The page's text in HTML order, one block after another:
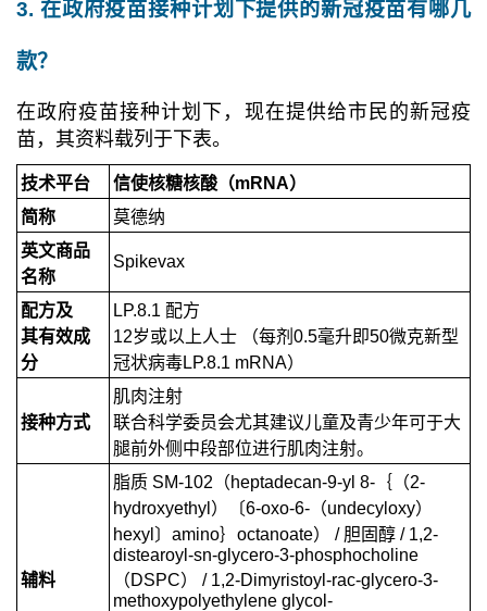
3. 在政府疫苗接种计划下提供的新冠疫苗有哪几
款？
在政府疫苗接种计划下，现在提供给市民的新冠疫
苗，其资料载列于下表。
技术平台
信使核糖核酸（mRNA）
简称
莫德纳
英文商品
名称
Spikevax
配方及
其有效成
分
LP.8.1 配方
12岁或以上人士 （每剂0.5毫升即50微克新型
冠状病毒LP.8.1 mRNA）
接种方式
肌肉注射
联合科学委员会尤其建议儿童及青少年可于大
腿前外侧中段部位进行肌肉注射。
辅料
脂质 SM-102（heptadecan-9-yl 8-｛（2-
hydroxyethyl）〔6-oxo-6-（undecyloxy）
hexyl〕amino｝octanoate） / 胆固醇 / 1,2-
distearoyl-sn-glycero-3-phosphocholine
（DSPC） / 1,2-Dimyristoyl-rac-glycero-3-
methoxypolyethylene glycol-